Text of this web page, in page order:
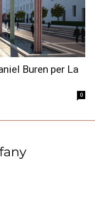
Buren per La
0